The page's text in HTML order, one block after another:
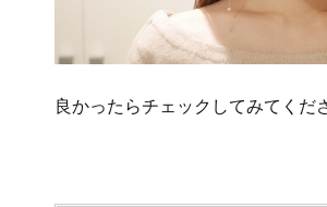
良かったらチェックしてみてくだ